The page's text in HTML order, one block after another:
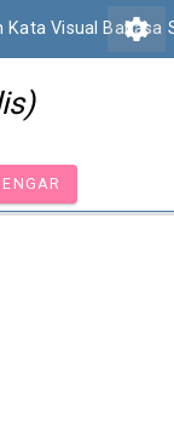
Kata Visual Bahasa
settings